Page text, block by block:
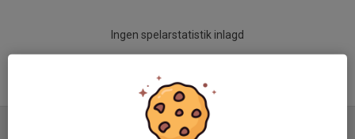
Ingen spelarstatistik inlagd